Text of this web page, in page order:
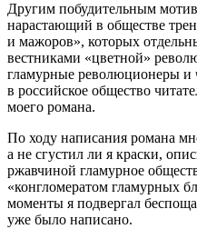
Другим побудительным
нарастающий в обществе
и мажоров», которых
вестниками «цветной»
гламурные революционеры и
в российское общество
моего романа.
По ходу написания романа
а не сгустил ли я краски,
ржавчиной гламурное
«конгломератом гламурных
моменты я подвергал
уже было написано.